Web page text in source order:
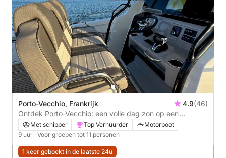
Porto-Vecchio, Frankrijk 4.9(46)
Ontdek Porto-Vecchio: een volle dag zon op een
motorboot
Met schipper Top Verhuurder
Motorboot
9 uur · Voor groepen tot 11 personen
1 keer geboekt in de laatste 24u